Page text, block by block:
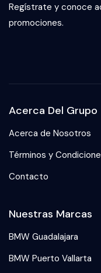
Regístrate y conoce
promociones.
Acerca Del Grupo
Acerca de Nosotros
Términos y
Contacto
Nuestras Marcas
BMW Guadalajara
BMW Puerto Vallarta